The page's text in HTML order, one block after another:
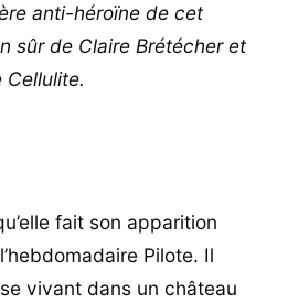
anti-héroïne de cet
sûr de Claire Brétécher et
Cellulite.
fait son apparition
Pilote. Il
vivant dans un château